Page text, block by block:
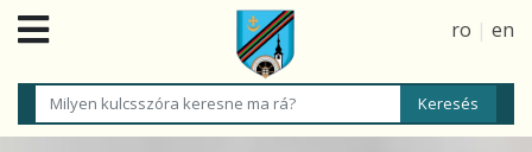
ro | en